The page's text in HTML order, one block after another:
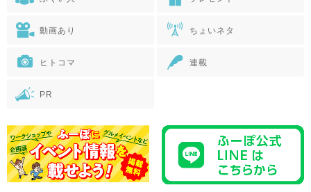
動画あり ちょいネタ
ヒトコマ 連載
PR